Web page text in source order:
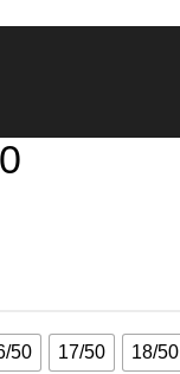
50 17/50 18/50